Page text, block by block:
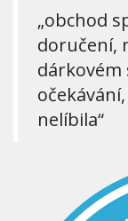
„obchod
doručení,
dárkovém
nelíbila“